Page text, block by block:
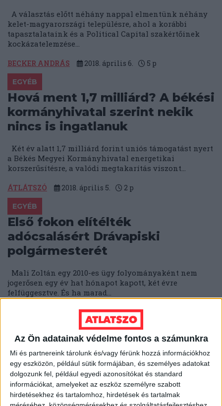
Az Ön adatainak védelme fontos a számunkra
Mi és partnereink tárolunk és/vagy férünk hozzá információkhoz
egy eszközön, például sütik formájában, és személyes adatokat
dolgozunk fel, például egyedi azonosítókat és standard
információkat, amelyeket az eszköz személyre szabott
hirdetésekhez és tartalomhoz, hirdetések és tartalmak
A választás előtt néhány nappal elmentünk néhány
kelet-magyarországi településre, ahol a korábbi
tapasztalataink és a Political Capital szakértőinek
kockázatelemzése...
BECKER ANDRÁS 2018. április 6. 5 p
EGYÉB
Hová ment 1,7 milliárd? A békési
kormányhivatal szerint nekik
nincs is ingatlanuk
Két év alatt 1,7 milliárd forint uniós támogatást nyert
a Békés Megyei Kormányhivatal energetikai
korszerűsítésre, a valódi megtakarítás viszont...
ÁTLÁTSZÓ 2018. április 5. 2 p
EGYÉB
Első fokon elítélték
adócsalásért Drávapiski
polgármesterét
Mali Zoltán egy 2010-es ügy folyományaként nem
jogerősen egy év hat hónapot kapott, két évre
felfüggesztve. És ha marad...
2018. április 4. 4p
Az emberrabló, a
fegyverkereskedő, a zsiráflövő,
és a himalájai kék kos –
vadászkalandok